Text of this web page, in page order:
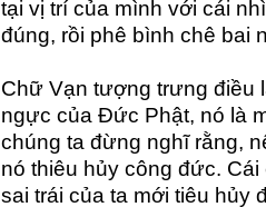
tại vị trí của mình với cái
đúng, rồi phê bình chê bai
Chữ Vạn tượng trưng điều
ngực của Đức Phật, nó là
chúng ta đừng nghĩ rằng,
nó thiêu hủy công đức.
sai trái của ta mới tiêu hủy